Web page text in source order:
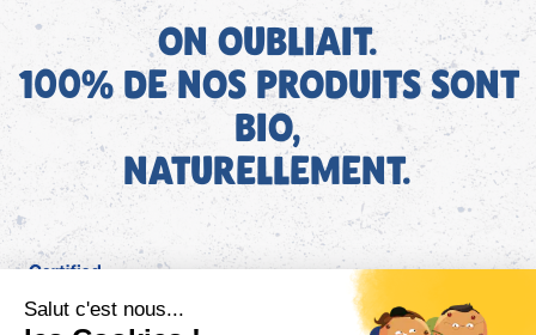
ON OUBLIAIT.
100% DE NOS PRODUITS SONT
BIO,
NATURELLEMENT.
FR